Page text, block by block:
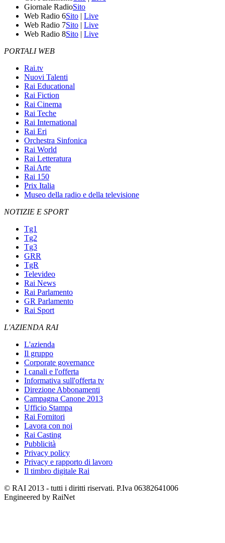
Giornale RadioSito
Web Radio 6Sito | Live
Web Radio 7Sito | Live
Web Radio 8Sito | Live
PORTALI WEB
Rai.tv
Nuovi Talenti
Rai Educational
Rai Fiction
Rai Cinema
Rai Teche
Rai International
Rai Eri
Orchestra Sinfonica
Rai World
Rai Letteratura
Rai Arte
Rai 150
Prix Italia
Museo della radio e della televisione
NOTIZIE E SPORT
Tg1
Tg2
Tg3
GRR
TgR
Televideo
Rai News
Rai Parlamento
GR Parlamento
Rai Sport
L'AZIENDA RAI
L'azienda
Il gruppo
Corporate governance
I canali e l'offerta
Informativa sull'offerta tv
Direzione Abbonamenti
Campagna Canone 2013
Ufficio Stampa
Rai Fornitori
Lavora con noi
Rai Casting
Pubblicità
Privacy policy
Privacy e rapporto di lavoro
Il timbro digitale Rai
© RAI 2013 - tutti i diritti riservati. P.Iva 06382641006
Engineered by RaiNet